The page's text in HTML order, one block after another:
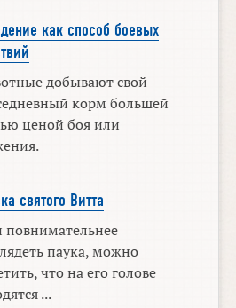
как способ боевых
добывают свой
корм большей
ценой боя или
святого Витта
повнимательнее
паука, можно
что на его голове
...